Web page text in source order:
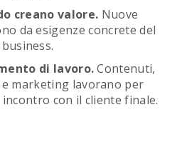
creano valore. Nuove
da esigenze concrete del
business.
di lavoro.Contenuti,
e marketing lavorano per
con il cliente finale.